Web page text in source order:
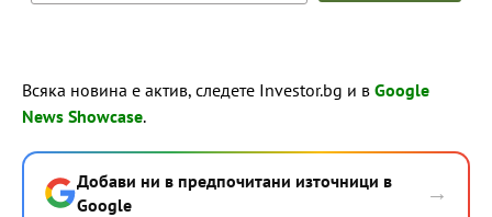
Всяка новина е актив, следете Investor.bg и в Google
News Showcase.
Добави ни в предпочитани източници в
Google
→